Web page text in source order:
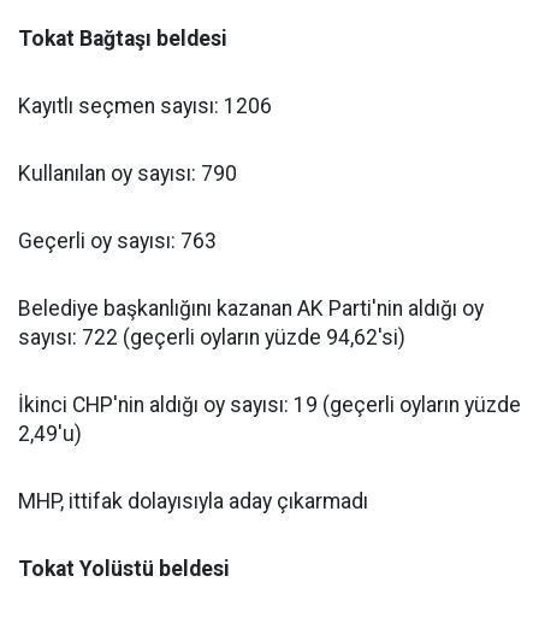
Tokat Bağtaşı beldesi
Kayıtlı seçmen sayısı: 1206
Kullanılan oy sayısı: 790
Geçerli oy sayısı: 763
Belediye başkanlığını kazanan AK Parti'nin aldığı oy
sayısı: 722 (geçerli oyların yüzde 94,62'si)
İkinci CHP'nin aldığı oy sayısı: 19 (geçerli oyların yüzde
2,49'u)
MHP, ittifak dolayısıyla aday çıkarmadı
Tokat Yolüstü beldesi